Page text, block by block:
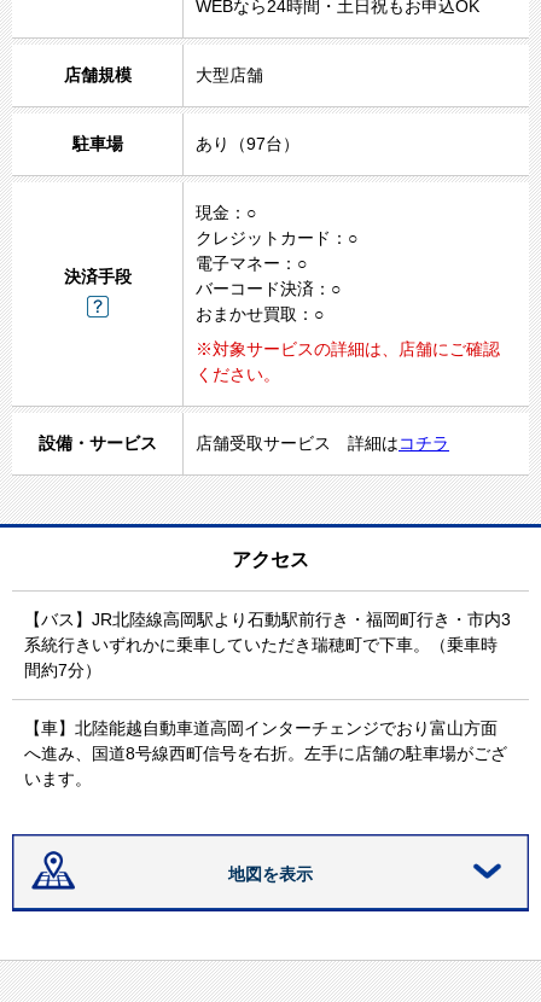
3
WEBなら24時間・土日祝もお申込OK
店舗規模 大型店舗
駐車場 あり（97台）
決済手段
現金：○
クレジットカード：○
電子マネー：○
バーコード決済：○
おまかせ買取：○
※対象サービスの詳細は、店舗にご確認
ください。
設備・サービス 店舗受取サービス 詳細はコチラ
アクセス
【バス】JR北陸線高岡駅より石動駅前行き・福岡町行き・市内3
系統行きいずれかに乗車していただき瑞穂町で下車。（乗車時
間約7分）
【車】北陸能越自動車道高岡インターチェンジでおり富山方面
へ進み、国道8号線西町信号を右折。左手に店舗の駐車場がござ
います。
地図を表示